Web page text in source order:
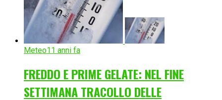
Meteo11 anni fa
FREDDO E PRIME GELATE: NEL FINE
SETTIMANA TRACOLLO DELLE